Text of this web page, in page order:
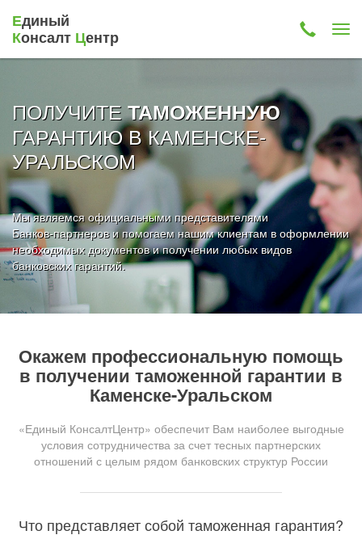
Единый
Консалт Центр
ПОЛУЧИТЕТАМОЖЕННУЮ
ГАРАНТИЮ В КАМЕНСКЕ-
УРАЛЬСКОМ
Мы являемся официальными представителями
Банков-партнеров и помогаем нашим клиентам в оформлении
необходимых документов и получении любых видов
банковских гарантий.
Окажем профессиональную помощь
в получении таможенной гарантии в
Каменске-Уральском
«Единый КонсалтЦентр» обеспечит Вам наиболее выгодные
условия сотрудничества за счет тесных партнерских
отношений с целым рядом банковских структур России
Что представляет собой таможенная гарантия?